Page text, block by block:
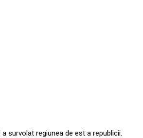
survolat regiunea de est a republicii.